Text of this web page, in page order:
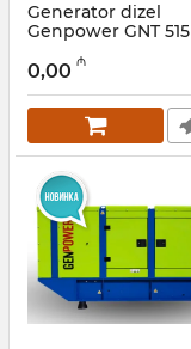
Generator dizel
Genpower GNT 515
009001019
0,00 ₼